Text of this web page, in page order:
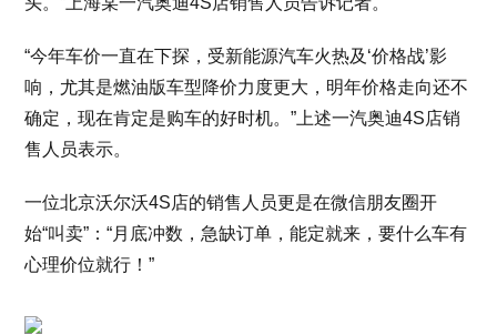
“今年车价一直在下探，受新能源汽车火热及‘价格战’影
响，尤其是燃油版车型降价力度更大，明年价格走向还不
确定，现在肯定是购车的好时机。”上述一汽奥迪4S店销
售人员表示。
一位北京沃尔沃4S店的销售人员更是在微信朋友圈开
始“叫卖”：“月底冲数，急缺订单，能定就来，要什么车有
心理价位就行！”